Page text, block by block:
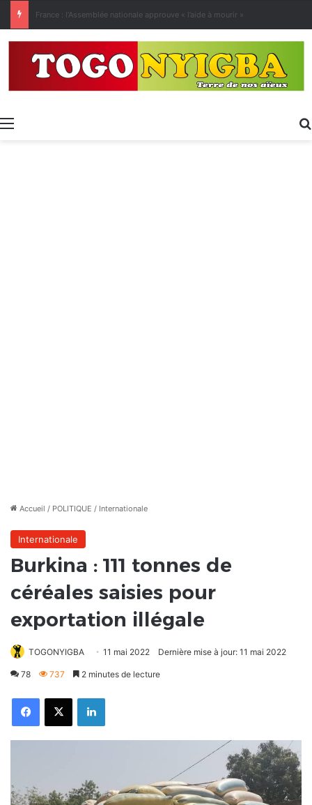
Menu
Accueil / POLITIQUE / Internationale
Internationale
Burkina : 111 tonnes de
céréales saisies pour
exportation illégale
TOGONYIGBA 11 mai 2022 Dernière mise à jour: 11 mai 2022
78 737 2 minutes de lecture
FacebookX Linkedin